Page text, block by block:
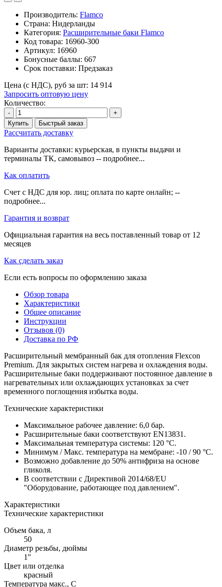
Производитель: Flamco
Страна: Нидерланды
Категория: Расширительные баки Flamco
Код товара: 16960-300
Артикул: 16960
Бонусные баллы: 667
Срок поставки: Предзаказ
Цена (с НДС), руб за шт: 14 914
Запросить оптовую цену
Количество:
-
+
Купить
Быстрый заказ
Рассчитать доставку
Варианты доставки: курьерская, в пункты выдачи и
терминалы ТК, самовывоз -- подробнее...
Как оплатить
Счет с НДС для юр. лиц; оплата по карте онлайн; --
подробнее...
Гарантия и возврат
Официальная гарантия на весь поставленный товар от 12
месяцев
Как сделать заказ
Если есть вопросы по оформлению заказа
Обзор товара
Характеристики
Общее описание
Инструкции
Отзывов (0)
Доставка по РФ
Расширительный мембранный бак для отопления Flexcon
Premium. Для закрытых систем нагрева и охлаждения воды.
Расширительные баки поддерживают постоянное давление в
нагревательных или охлаждающих установках за счет
временного поглощения избытка воды.
Технические характеристики
Максимальное рабочее давление: 6,0 бар.
Расширительные баки соответствуют EN13831.
Максимальная температура системы: 120 °C.
Минимум / Макс. температура на мембране: -10 / 90 °C.
Возможно добавление до 50% антифриза на основе
гликоля.
В соответствии с Директивой 2014/68/EU
"Оборудование, работающее под давлением".
Характеристики
Технические характеристики
Объем бака, л
50
Диаметр резьбы, дюймы
1"
Цвет или отделка
красный
Температура макс., С